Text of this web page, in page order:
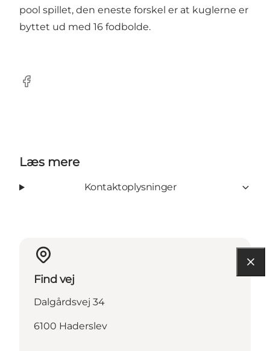
pool spillet, den eneste forskel er at kuglerne er
byttet ud med 16 fodbolde.
Facebook
Læs mere
Kontaktoplysninger
Find vej
Dalgårdsvej 34
6100 Haderslev